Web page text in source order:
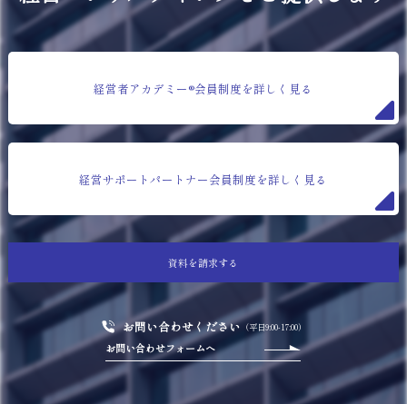
資料を請求する
お問い合わせください （平日9:00-17:00）
お問い合わせフォームへ
経営者アカデミー®会員制度を詳しく見る
経営サポートパートナー会員制度を詳しく見る